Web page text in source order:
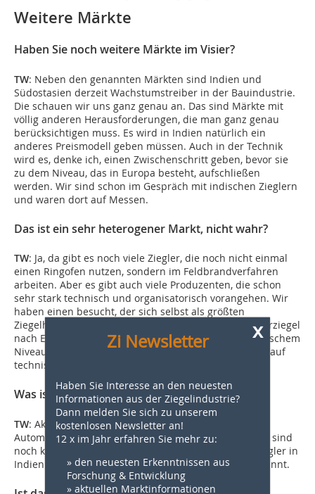
Weitere Märkte
Haben Sie noch weitere Märkte im Visier?
TW: Neben den genannten Märkten sind Indien und
Südostasien derzeit Wachstumstreiber in der Bauindustrie.
Die schauen wir uns ganz genau an. Das sind Märkte mit
völlig anderen Herausforderungen, die man ganz genau
berücksichtigen muss. Es wird in Indien natürlich ein
anderes Preismodell geben müssen. Auch in der Technik
wird es, denke ich, einen Zwischenschritt geben, bevor sie
zu dem Niveau, das in Europa besteht, aufschließen
werden. Wir sind schon im Gespräch mit indischen Zieglern
und waren dort auf Messen.
Das ist ein sehr heterogener Markt, nicht wahr?
TW: Ja, da gibt es noch viele Ziegler, die noch nicht einmal
einen Ringofen nutzen, sondern im Feldbrandverfahren
arbeiten. Aber es gibt auch viele Produzenten, die schon
sehr stark technisch und organisatorisch vorangehen. Wir
haben einen besucht, der sich selbst als größten
Ziegelhersteller Indiens bezeichnet, und der Vormauerziegel
nach Europa exportiert. Der nutzt Technik auf europäischem
Niveau. Mit solchen Kunden kommen wir schnell und auf
technischer Augenhöhe ins Gespräch.
Was ist dort von Interesse?
TW: Aktuell wächst in Indien das Interesse an
Automatisierung, weil die Personalkosten steigen. Das sind
noch keine Dimensionen wie in Europa. Bei einem Ziegler in
Indien arbeiten noch 800 Leute. Aber der Prozess beginnt.
x
Zi Newsletter
Haben Sie Interesse an den neuesten
Informationen aus der Ziegelindustrie?
Dann melden Sie sich zu unserem
kostenlosen Newsletter an!
12 x im Jahr erfahren Sie mehr zu:
» den neuesten Erkenntnissen aus
Forschung & Entwicklung
» aktuellen Marktinformationen